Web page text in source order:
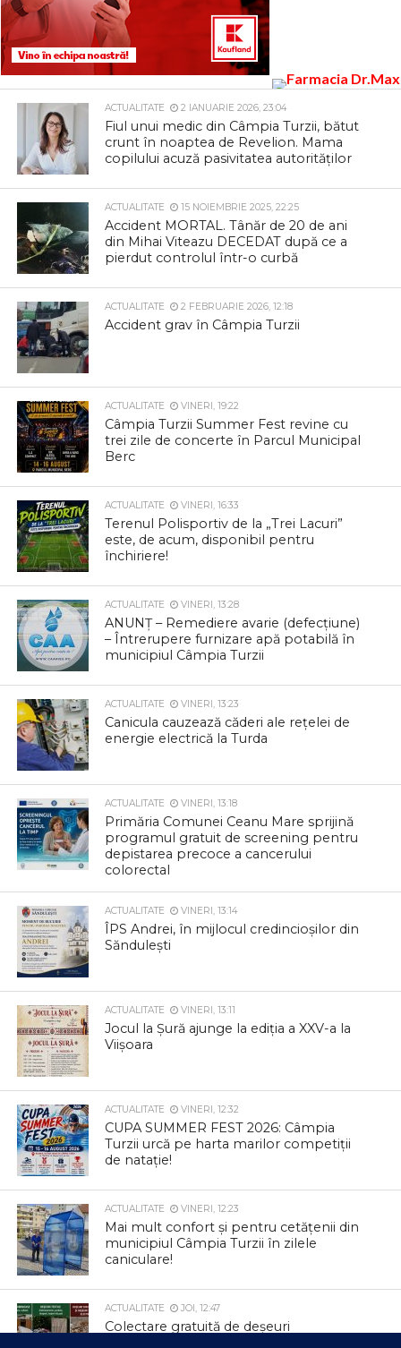
ACTUALITATE 2 IANUARIE 2026, 23:04
Fiul unui medic din Câmpia Turzii, bătut
crunt în noaptea de Revelion. Mama
copilului acuză pasivitatea autorităților
ACTUALITATE 15 NOIEMBRIE 2025, 22:25
Accident MORTAL. Tânăr de 20 de ani
din Mihai Viteazu DECEDAT după ce a
pierdut controlul într-o curbă
ACTUALITATE 2 FEBRUARIE 2026, 12:18
Accident grav în Câmpia Turzii
ACTUALITATE VINERI, 19:22
Câmpia Turzii Summer Fest revine cu
trei zile de concerte în Parcul Municipal
Berc
ACTUALITATE VINERI, 16:33
Terenul Polisportiv de la „Trei Lacuri”
este, de acum, disponibil pentru
închiriere!
ACTUALITATE VINERI, 13:28
ANUNȚ – Remediere avarie (defecțiune)
– Întrerupere furnizare apă potabilă în
municipiul Câmpia Turzii
ACTUALITATE VINERI, 13:23
Canicula cauzează căderi ale rețelei de
energie electrică la Turda
ACTUALITATE VINERI, 13:18
Primăria Comunei Ceanu Mare sprijină
programul gratuit de screening pentru
depistarea precoce a cancerului
colorectal
ACTUALITATE VINERI, 13:14
ÎPS Andrei, în mijlocul credincioșilor din
Săndulești
ACTUALITATE VINERI, 13:11
Jocul la Șură ajunge la ediția a XXV-a la
Viișoara
ACTUALITATE VINERI, 12:32
CUPA SUMMER FEST 2026: Câmpia
Turzii urcă pe harta marilor competiții
de natație!
ACTUALITATE VINERI, 12:23
Mai mult confort și pentru cetățenii din
municipiul Câmpia Turzii în zilele
caniculare!
ACTUALITATE JOI, 12:47
Colectare gratuită de deșeuri